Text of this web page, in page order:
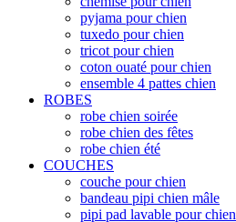
pyjama pour chien
tuxedo pour chien
tricot pour chien
coton ouaté pour chien
ensemble 4 pattes chien
ROBES
robe chien soirée
robe chien des fêtes
robe chien été
COUCHES
couche pour chien
bandeau pipi chien mâle
pipi pad lavable pour chien